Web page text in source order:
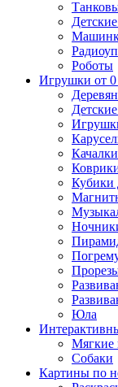
Роботы
Игрушки от 0
Кубики
Юла
Мягкие
Собаки
Картины по